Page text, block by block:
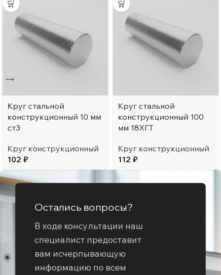
Круг стальной
конструкционный 10 мм
ст3
Круг конструкционный
102 ₽
Круг стальной
конструкционный 100
мм 18ХГТ
Круг конструкционный
112 ₽
Остались вопросы?
В ходе консультации наш
специалист предоставит
вам исчерпывающую
информацию по всем